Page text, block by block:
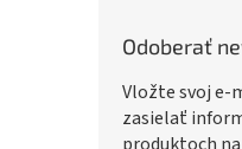
Odoberať
Vložte svoj e-
zasielať